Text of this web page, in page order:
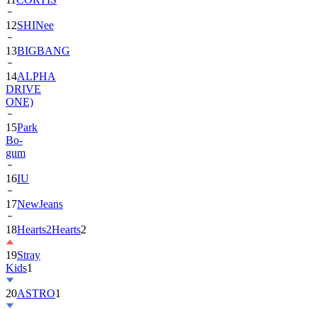
13BIGBANG
14ALPHA
DRIVE
ONE)
15Park
Bo-
gum
16IU
17NewJeans
18Hearts2Hearts
19Stray
Kids
20ASTRO
21EXO